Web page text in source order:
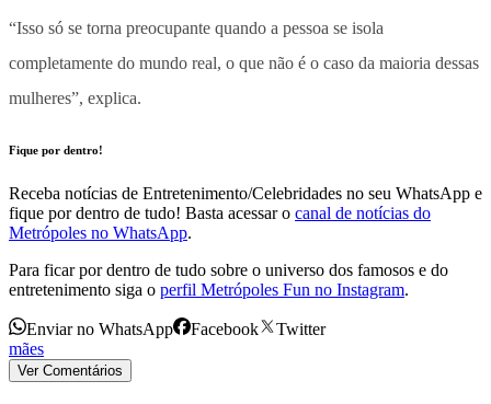
“Isso só se torna preocupante quando a pessoa se isola
completamente do mundo real, o que não é o caso da maioria dessas
mulheres”, explica.
Fique por dentro!
Receba notícias de Entretenimento/Celebridades no seu WhatsApp e
fique por dentro de tudo! Basta acessar o canal de notícias do
Metrópoles no WhatsApp.
Para ficar por dentro de tudo sobre o universo dos famosos e do
entretenimento siga o perfil Metrópoles Fun no Instagram.
Enviar no WhatsApp Facebook
Twitter
mães
Ver Comentários